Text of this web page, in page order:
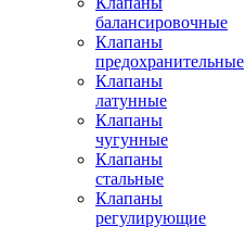
балансировочные
Клапаны
предохранительные
Клапаны
латунные
Клапаны
чугунные
Клапаны
стальные
Клапаны
регулирующие